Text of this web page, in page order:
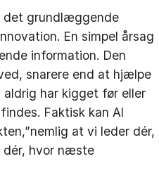
det grundlæggende
En simpel årsag
information. Den
snarere end at hjælpe
har kigget før eller
Faktisk kan AI
at vi leder dér,
hvor næste